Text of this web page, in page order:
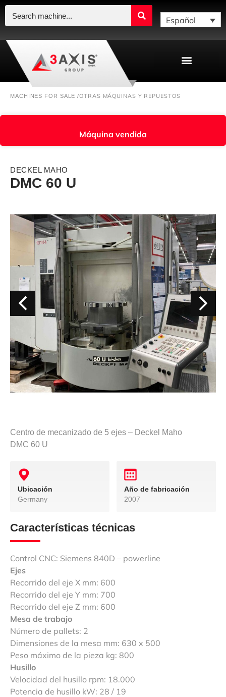
Español
MACHINES FOR SALE /OTRAS MÁQUINAS Y REPUESTOS
Máquina vendida
DECKEL MAHO
DMC 60 U
Centro de mecanizado de 5 ejes – Deckel Maho
DMC 60 U
Ubicación
Germany
Año de fabricación
2007
Características técnicas
Control CNC: Siemens 840D – powerline
Ejes
Recorrido del eje X mm: 600
Recorrido del eje Y mm: 700
Recorrido del eje Z mm: 600
Mesa de trabajo
Número de pallets: 2
Dimensiones de la mesa mm: 630 x 500
Peso máximo de la pieza kg: 800
Husillo
Velocidad del husillo rpm: 18.000
Potencia de husillo kW: 28 / 19